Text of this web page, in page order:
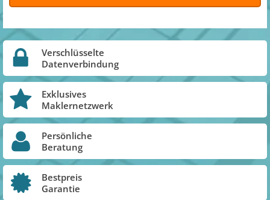
Verschlüsselte
Datenverbindung
Exklusives
Maklernetzwerk
Persönliche
Beratung
Bestpreis
Garantie